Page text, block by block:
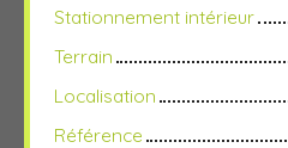
Stationnement intérieur
Terrain
Localisation
Référence